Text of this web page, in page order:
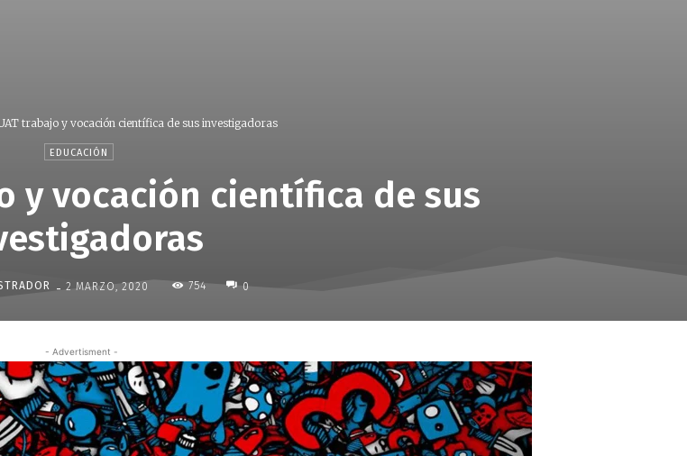
trabajo y vocación científica de sus investigadoras
EDUCACIÓN
y vocación científica de sus
- 2 MARZO, 2020 754 0
- Advertisment -